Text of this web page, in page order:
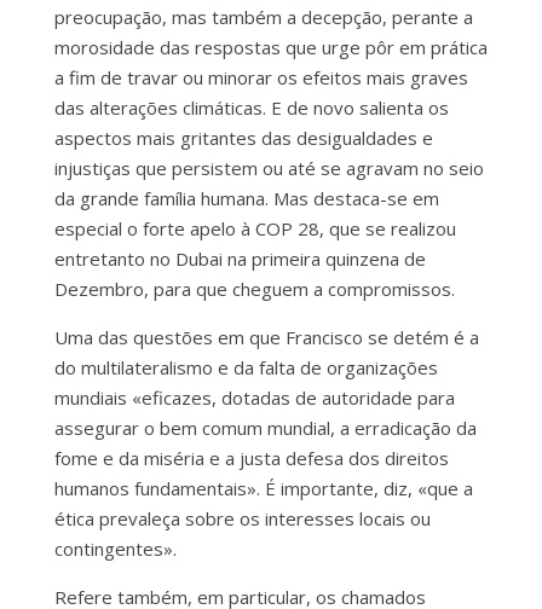
preocupação, mas também a decepção, perante a
morosidade das respostas que urge pôr em prática
a fim de travar ou minorar os efeitos mais graves
das alterações climáticas. E de novo salienta os
aspectos mais gritantes das desigualdades e
injustiças que persistem ou até se agravam no seio
da grande família humana. Mas destaca-se em
especial o forte apelo à COP 28, que se realizou
entretanto no Dubai na primeira quinzena de
Dezembro, para que cheguem a compromissos.
Uma das questões em que Francisco se detém é a
do multilateralismo e da falta de organizações
mundiais «eficazes, dotadas de autoridade para
assegurar o bem comum mundial, a erradicação da
fome e da miséria e a justa defesa dos direitos
humanos fundamentais». É importante, diz, «que a
ética prevaleça sobre os interesses locais ou
contingentes».
Refere também, em particular, os chamados